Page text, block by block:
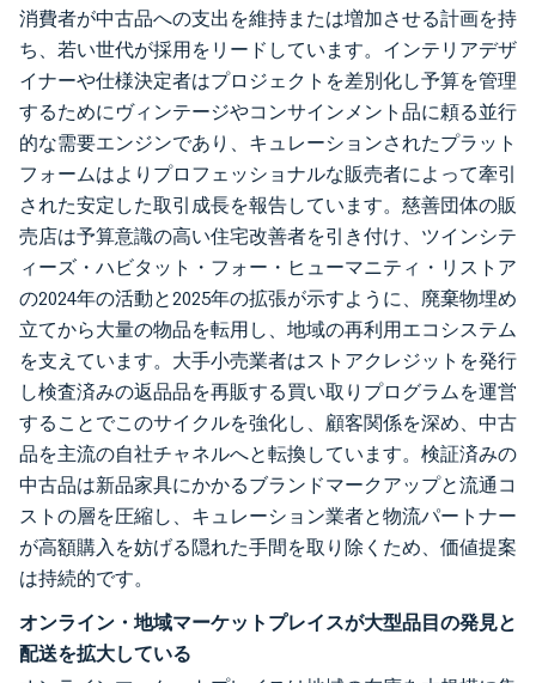
消費者が中古品への支出を維持または増加させる計画を持
ち、若い世代が採用をリードしています。インテリアデザ
イナーや仕様決定者はプロジェクトを差別化し予算を管理
するためにヴィンテージやコンサインメント品に頼る並行
的な需要エンジンであり、キュレーションされたプラット
フォームはよりプロフェッショナルな販売者によって牽引
された安定した取引成長を報告しています。慈善団体の販
売店は予算意識の高い住宅改善者を引き付け、ツインシテ
ィーズ・ハビタット・フォー・ヒューマニティ・リストア
の2024年の活動と2025年の拡張が示すように、廃棄物埋め
立てから大量の物品を転用し、地域の再利用エコシステム
を支えています。大手小売業者はストアクレジットを発行
し検査済みの返品品を再販する買い取りプログラムを運営
することでこのサイクルを強化し、顧客関係を深め、中古
品を主流の自社チャネルへと転換しています。検証済みの
中古品は新品家具にかかるブランドマークアップと流通コ
ストの層を圧縮し、キュレーション業者と物流パートナー
が高額購入を妨げる隠れた手間を取り除くため、価値提案
は持続的です。
オンライン・地域マーケットプレイスが大型品目の発見と
配送を拡大している